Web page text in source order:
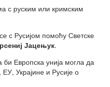
с руским или кримским
с Русијом помоћу Светске
Јацењук.
би Европска унија могла да
Украјине и Русије о